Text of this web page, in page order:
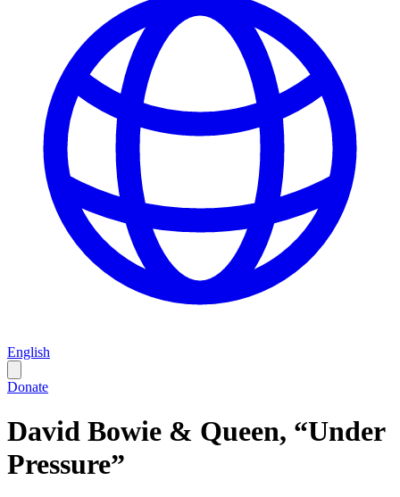
English
Donate
David Bowie & Queen, “Under
Pressure”